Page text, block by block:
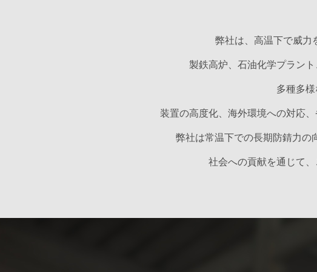
弊社は、高温下で威力
製鉄高炉、石油化学プラン
多種多
装置の高度化、海外環境への対応
弊社は常温下での長期防錆力
社会への貢献を通じて